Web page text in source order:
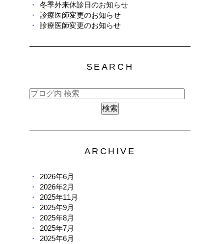
冬季外来休診日のお知らせ
診療医師変更のお知らせ
診療医師変更のお知らせ
SEARCH
ARCHIVE
2026年6月
2026年2月
2025年11月
2025年9月
2025年8月
2025年7月
2025年6月